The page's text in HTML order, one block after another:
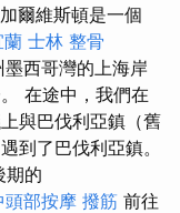
加爾維斯頓是一個
蘭 士林 整骨
西哥灣的上海岸
在途中，我們在
與巴伐利亞鎮（舊
到了巴伐利亞鎮。
期的
頭部按摩 撥筋 前往